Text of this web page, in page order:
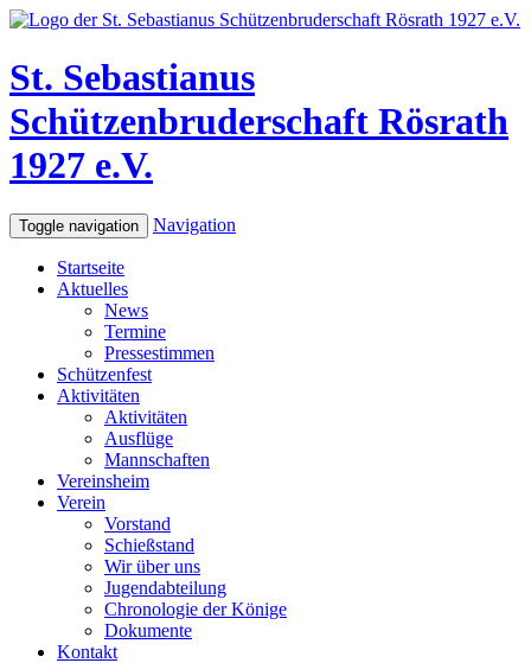
St. Sebastianus
Schützenbruderschaft Rösrath
1927 e.V.
Toggle navigation Navigation
Startseite
Aktuelles
News
Termine
Pressestimmen
Schützenfest
Aktivitäten
Aktivitäten
Ausflüge
Mannschaften
Vereinsheim
Verein
Vorstand
Schießstand
Wir über uns
Jugendabteilung
Chronologie der Könige
Dokumente
Kontakt